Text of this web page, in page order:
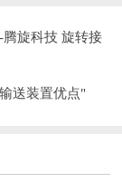
旋科技 旋转接
送装置优点"